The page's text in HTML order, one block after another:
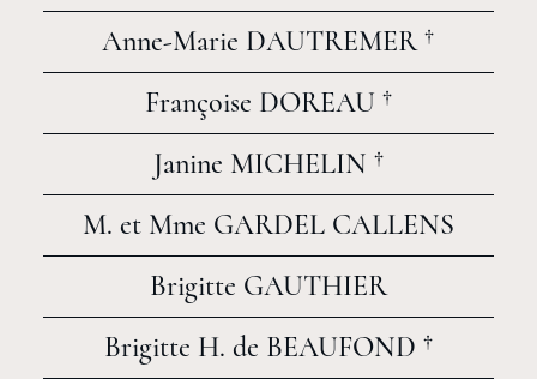
Anne-Marie DAUTREMER †
Françoise DOREAU †
Janine MICHELIN †
M. et Mme GARDEL CALLENS
Brigitte GAUTHIER
Brigitte H. de BEAUFOND †